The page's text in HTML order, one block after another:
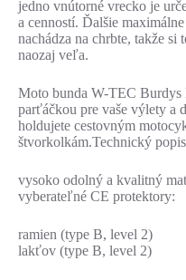
jedno vnútorné vrecko je
a cenností. Ďalšie
nachádza na chrbte, takže si
naozaj veľa.
Moto bunda W-TEC Burdys
parťáčkou pre vaše výlety a
holdujete cestovným
štvorkolkám.Technický
vysoko odolný a kvalitný
vyberateľné CE protektory:
ramien (type B, level 2)
lakťov (type B, level 2)